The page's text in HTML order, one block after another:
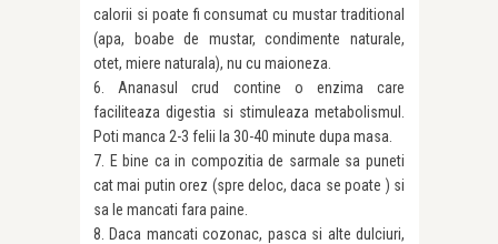
calorii si poate fi consumat cu mustar traditional
(apa, boabe de mustar, condimente naturale,
otet, miere naturala), nu cu maioneza.
6. Ananasul crud contine o enzima care
faciliteaza digestia si stimuleaza metabolismul.
Poti manca 2-3 felii la 30-40 minute dupa masa.
7. E bine ca in compozitia de sarmale sa puneti
cat mai putin orez (spre deloc, daca se poate ) si
sa le mancati fara paine.
8. Daca mancati cozonac, pasca si alte dulciuri,